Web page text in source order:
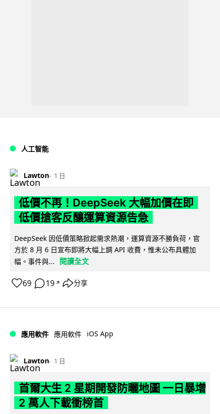
人工智能
Lawton 1 日
低價不再！DeepSeek 大幅加價在即
低價搶客反釀運算資源告急
DeepSeek 因低價策略掀起需求熱潮，運算資源不勝負荷，官
方於 8 月 6 日宣布即將大幅上調 API 收費，惟未公布具體加
幅。事件與...
閱讀全文
69 19 ↗ 分享
應用軟件 應用軟件 iOS App
Lawton 1 日
首爾大生 2 星期開發防曬地圖 一日暴增
2 萬人下載衝榜首